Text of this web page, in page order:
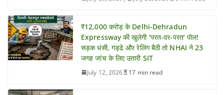
₹12,000 करोड़ के Delhi-Dehradun
Expressway की खुलेगी ‘परत-दर-परत’ पोल!
सड़क धंसी, गड्ढे और रेलिंग बैठी तो NHAI ने 23
जगह जांच के लिए उतारी SIT
July 12, 2026 17 min read